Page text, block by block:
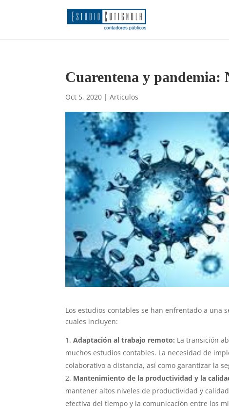
Cuarentena y pandemia:
Oct 5, 2020 |Articulos
Los estudios contables se han enfrentado a una
cuales incluyen:
Adaptación al trabajo remoto: La transición
muchos estudios contables. La necesidad de
colaborativo a distancia, así como garantizar la
Mantenimiento de la productividad y la
mantener altos niveles de productividad y
efectiva del tiempo y la comunicación entre los